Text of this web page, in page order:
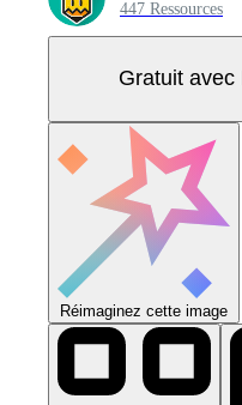
447 Ressources
Gratuit avec
Réimaginez cette image